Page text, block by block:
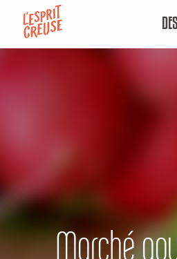
contenu
Marché